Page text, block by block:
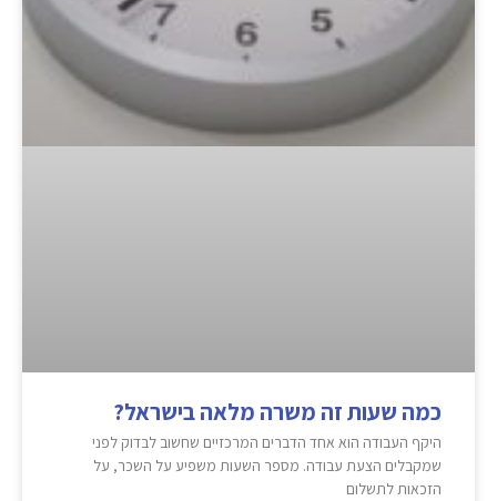
כמה שעות זה משרה מלאה בישראל?
היקף העבודה הוא אחד הדברים המרכזיים שחשוב לבדוק לפני
שמקבלים הצעת עבודה. מספר השעות משפיע על השכר, על
הזכאות לתשלום